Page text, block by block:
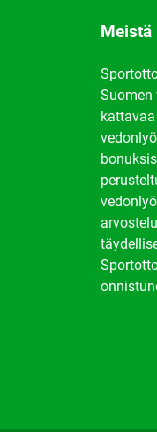
Meistä
Suomen